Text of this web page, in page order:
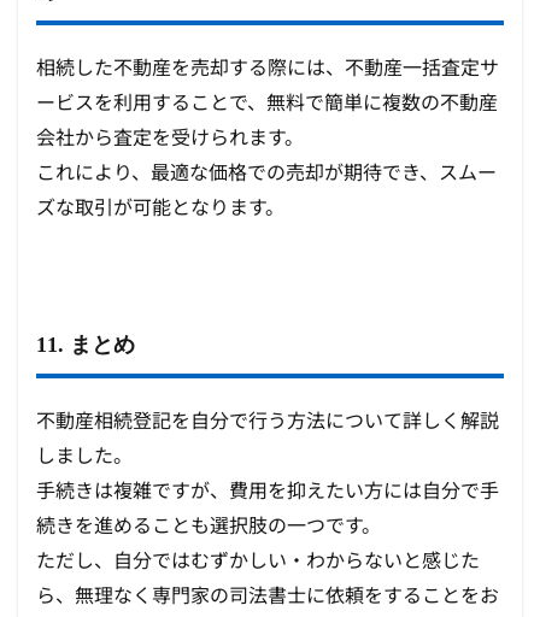
相続した不動産を売却する際には、不動産一括査定サ
ービスを利用することで、無料で簡単に複数の不動産
会社から査定を受けられます。
これにより、最適な価格での売却が期待でき、スムー
ズな取引が可能となります。
11. まとめ
不動産相続登記を自分で行う方法について詳しく解説
しました。
手続きは複雑ですが、費用を抑えたい方には自分で手
続きを進めることも選択肢の一つです。
ただし、自分ではむずかしい・わからないと感じた
ら、無理なく専門家の司法書士に依頼をすることをお